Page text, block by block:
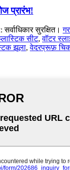
प्रारंभ!
सुरक्षित।
सीट,वॉटर
झूला,वेदरप्रूफ़